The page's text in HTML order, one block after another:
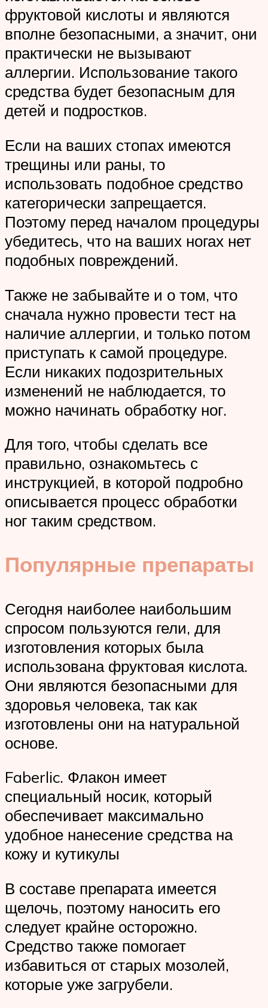
фруктовой кислоты и являются
вполне безопасными, а значит, они
практически не вызывают
аллергии. Использование такого
средства будет безопасным для
детей и подростков.
Если на ваших стопах имеются
трещины или раны, то
использовать подобное средство
категорически запрещается.
Поэтому перед началом процедуры
убедитесь, что на ваших ногах нет
подобных повреждений.
Также не забывайте и о том, что
сначала нужно провести тест на
наличие аллергии, и только потом
приступать к самой процедуре.
Если никаких подозрительных
изменений не наблюдается, то
можно начинать обработку ног.
Для того, чтобы сделать все
правильно, ознакомьтесь с
инструкцией, в которой подробно
описывается процесс обработки
ног таким средством.
Популярные препараты
Сегодня наиболее наибольшим
спросом пользуются гели, для
изготовления которых была
использована фруктовая кислота.
Они являются безопасными для
здоровья человека, так как
изготовлены они на натуральной
основе.
Faberlic. Флакон имеет
специальный носик, который
обеспечивает максимально
удобное нанесение средства на
кожу и кутикулы
В составе препарата имеется
щелочь, поэтому наносить его
следует крайне осторожно.
Средство также помогает
избавиться от старых мозолей,
которые уже загрубели.